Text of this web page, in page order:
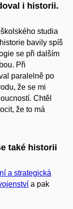
i historii.
studia
bavily spíš
se při dalším
Při
paralelně po
že se mi
Chtěl
že to má
také historii
a strategická
a pak